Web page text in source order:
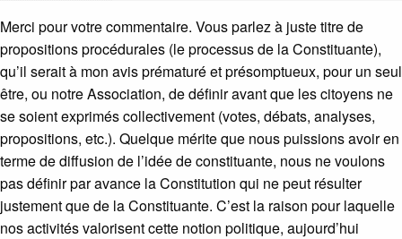
Merci pour votre commentaire. Vous parlez à juste titre de
propositions procédurales (le processus de la Constituante),
qu’il serait à mon avis prématuré et présomptueux, pour un seul
être, ou notre Association, de définir avant que les citoyens ne
se soient exprimés collectivement (votes, débats, analyses,
propositions, etc.). Quelque mérite que nous puissions avoir en
terme de diffusion de l’idée de constituante, nous ne voulons
pas définir par avance la Constitution qui ne peut résulter
justement que de la Constituante. C’est la raison pour laquelle
nos activités valorisent cette notion politique, aujourd’hui